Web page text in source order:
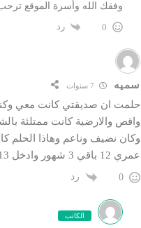
وفقك الله وأسرة الموقع
0
رد
سميه
حلمت ان صديقتي كانت معي
واقص والارضية كانت ممتلئة
وكان نضيف وناعم وهاذا الحلم
عمري 12 باقي 3 شهور وادخل 13 سنه
0 رد
الكاتب